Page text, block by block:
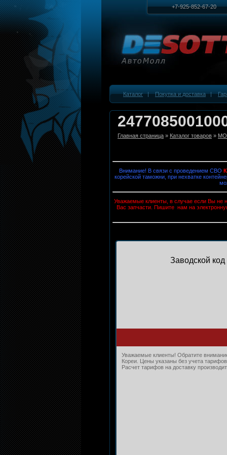
+7-925-852-67-20
Каталог|Покупка и доставка|
Главная страница » Каталог товаров »
Внимание! В связи с проведением СВО
корейской таможни, при нехватке
Уважаемые клиенты, в случае если Вы не
Вас запчасти. Пишите нам на
Заводской
Уважаемые клиенты! Обратите
Кореи. Цены указаны без учета
Расчет тарифов на доставку